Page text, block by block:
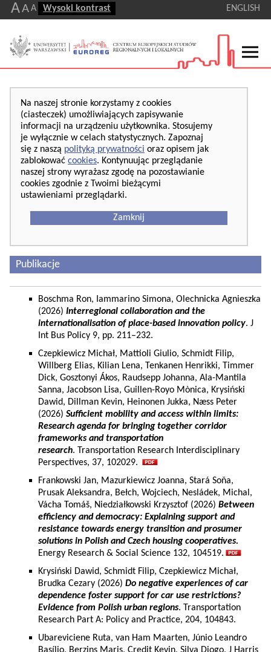
AA A Wysoki kontrast ENGLISH
Na naszej stronie korzystamy z cookies
(ciasteczek) umożliwiających zapisywanie
informacji na urządzeniu użytkownika. Stosujemy
je wyłącznie w celach statystycznych. Zapoznaj
się z naszą polityką prywatności oraz opisem jak
zablokować cookies. Kontynuując przeglądanie
naszej strony wyrażasz zgodę na pozostawianie
cookies zgodnie z Twoimi bieżącymi
ustawieniami przeglądarki.
Zamknij
Publikacje
Boschma Ron, Iammarino Simona, Olechnicka Agnieszka
(2026) Interregional collaboration and the
internationalisation of place-based innovation policy. J
Int Bus Policy 9, pp. 211–232.
Czepkiewicz Michał, Mattioli Giulio, Schmidt Filip,
Willberg Elias, Kilian Lena, Tenkanen Henrikki, Timmer
Dick, Gosztonyi Ákos, Raudsepp Johanna, Ala-Mantila
Sanna, Jacobson Lisa, Guillen-Royo Mònica, Krysiński
Dawid, Dillman Kevin, Heinonen Jukka, Næss Peter
(2026) Sufficient mobility and access within limits:
Research agenda for bringing together corridor
frameworks and transportation
research. Transportation Research Interdisciplinary
Perspectives, 37, 102029.
Frankowski Jan, Mazurkiewicz Joanna, Stará Soňa,
Prusak Aleksandra, Bełch, Wojciech, Nesládek, Michal,
Vácha Tomáš, Niedziałkowski Krzysztof (2026) Between
efficiency and democracy: Explaining support and
resistance towards energy transition and prosumer
solutions in Polish and Czech housing cooperatives.
Energy Research & Social Science 132, 104519.
Krysiński Dawid, Schmidt Filip, Czepkiewicz Michał,
Brudka Cezary (2026) Do negative experiences of car
dependence foster support for car use restrictions?
Evidence from Polish urban regions. Transportation
Research Part A: Policy and Practice, 204, 104843.
Ubareviciene Ruta, van Ham Maarten, Júnio Leandro